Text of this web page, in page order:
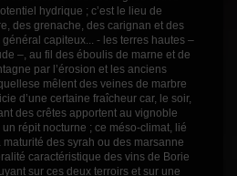
hydrique ; c’est le lieu de
des grenache, des carignan et des
capiteux... - les terres hautes –
–, au fil des éboulis de marne et de
par l’érosion et les anciens
mêlent des veines de marbre
d’une certaine fraîcheur car, le soir,
des crêtes apportent au vignoble
répit nocturne ; ce méso-climat, lié
des syrah ou des marsanne
caractéristique des vins de Borie
sur ces deux terroirs et sur une